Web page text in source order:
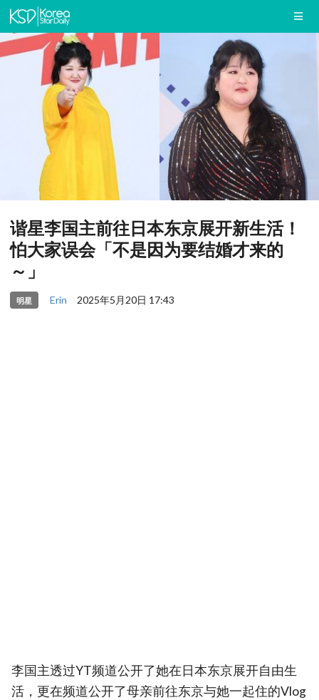
谐星李国主前往日本东京展开新生活！
怕大家误会「不是因为要结婚才来的
～」
明星 Erin 2025年5月20日 17:43
李国主透过YT频道公开了她在日本东京展开自由生
活，更在频道公开了母亲前往东京与她一起住的Vlog